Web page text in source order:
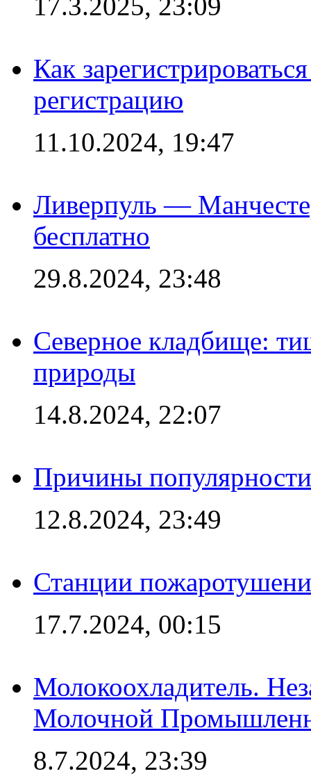
Как
регистрацию
11.10.2024, 19:47
Ливерпуль —
бесплатно
29.8.2024, 23:48
Северное кладбище:
природы
14.8.2024, 22:07
Причины
12.8.2024, 23:49
Станции
17.7.2024, 00:15
Молокоохладитель.
Молочной
8.7.2024, 23:39